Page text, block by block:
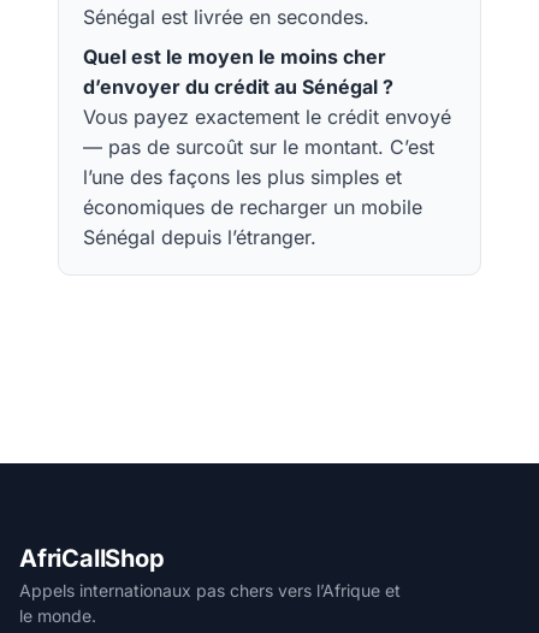
Sénégal est livrée en secondes.
Quel est le moyen le moins cher
d’envoyer du crédit au Sénégal ?
Vous payez exactement le crédit envoyé
— pas de surcoût sur le montant. C’est
l’une des façons les plus simples et
économiques de recharger un mobile
Sénégal depuis l’étranger.
AfriCallShop
Appels internationaux pas chers vers l’Afrique et
le monde.